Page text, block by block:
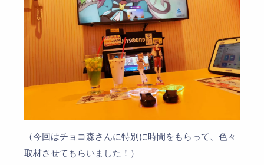
（今回はチョコ森さんに特別に時間をもらって、色々
取材させてもらいました！）